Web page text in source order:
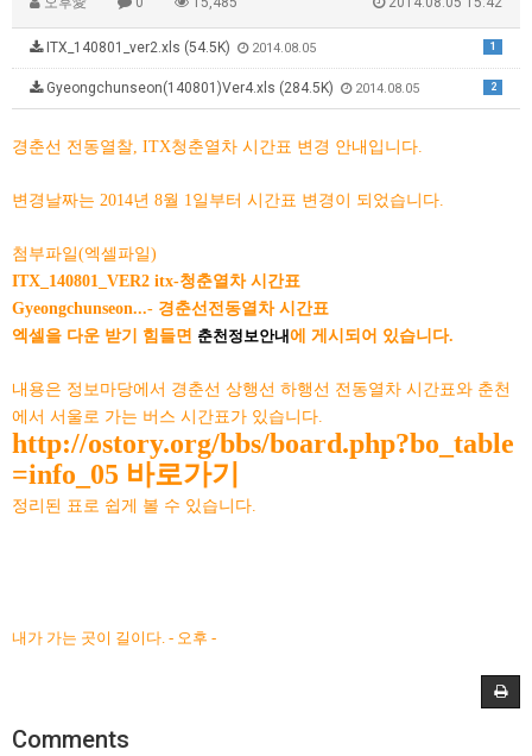
1
ITX_140801_ver2.xls (54.5K) 2014.08.05
2
Gyeongchunseon(140801)Ver4.xls (284.5K) 2014.08.05
경춘선 전동열찰, ITX청춘열차 시간표 변경 안내입니다.
변경날짜는 2014년 8월 1일부터 시간표 변경이 되었습니다.
첨부파일(엑셀파일)
ITX_140801_VER2 itx-청춘열차 시간표
Gyeongchunseon...- 경춘선전동열차 시간표
엑셀을 다운 받기 힘들면 춘천정보안내에 게시되어 있습니다.
내용은 정보마당에서 경춘선 상행선 하행선 전동열차 시간표와 춘천
에서 서울로 가는 버스 시간표가 있습니다.
http://ostory.org/bbs/board.php?bo_table
=info_05 바로가기
정리된 표로 쉽게 볼 수 있습니다.
내가 가는 곳이 길이다. - 오후 -
Comments